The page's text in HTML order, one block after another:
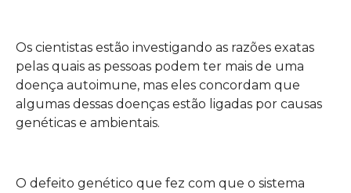
Os cientistas estão investigando as razões exatas
pelas quais as pessoas podem ter mais de uma
doença autoimune, mas eles concordam que
algumas dessas doenças estão ligadas por causas
genéticas e ambientais.
O defeito genético que fez com que o sistema